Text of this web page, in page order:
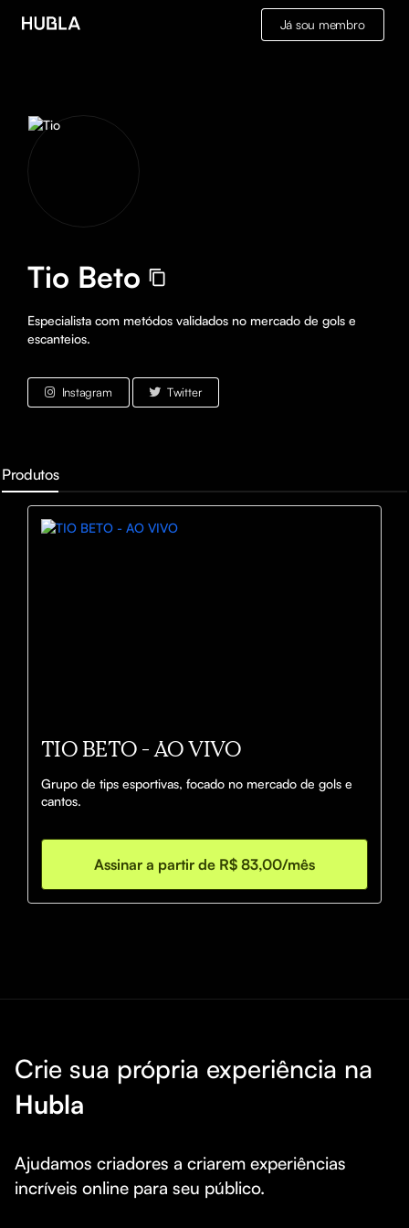
Já sou membro
Tio Beto
Especialista com metódos validados no mercado de gols e
escanteios.
Instagram Twitter
Produtos
TIO BETO - AO VIVO
Grupo de tips esportivas, focado no mercado de gols e
cantos.
Assinar a partir de R$ 83,00/mês
Crie sua própria experiência na
Hubla
Ajudamos criadores a criarem experiências
incríveis online para seu público.